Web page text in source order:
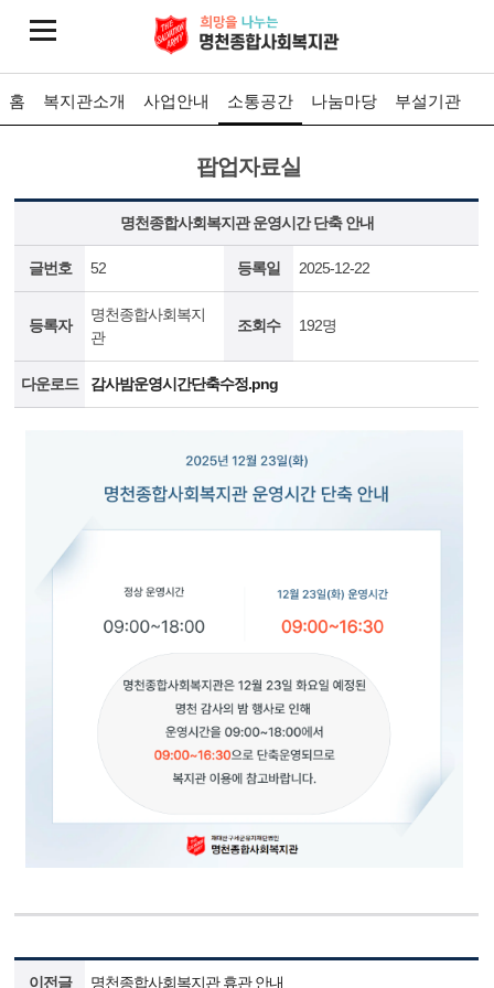
홈 복지관소개 사업안내 소통공간 나눔마당 부설기관
팝업자료실
명천종합사회복지관 운영시간 단축 안내
글번호 52 등록일 2025-12-22
등록자
명천종합사회복지
관
조회수 192명
다운로드 감사밤운영시간단축수정.png
이전글 명천종합사회복지관 휴관 안내